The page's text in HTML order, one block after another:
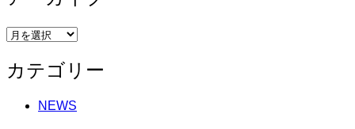
ア
カ
イ
カテゴリー
NEWS